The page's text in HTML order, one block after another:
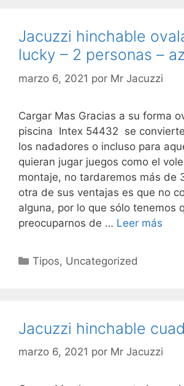
Jacuzzi hinchable
lucky – 2 personas –
marzo 6, 2021 por Mr Jacuzzi
Cargar Mas Gracias a su forma
piscina Intex 54432 se
los nadadores o incluso para
quieran jugar juegos como el
montaje, no tardaremos más de
otra de sus ventajas es que no
alguna, por lo que sólo tenemos
preocuparnos de … Leer más
Categorías
Tipos, Uncategorized
Jacuzzi hinchable
marzo 6, 2021 por Mr Jacuzzi